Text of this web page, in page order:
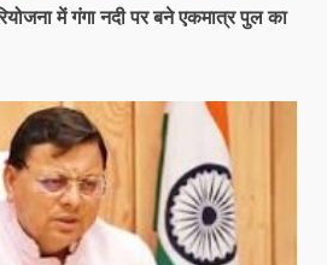
में गंगा नदी पर बने एकमात्र पुल का